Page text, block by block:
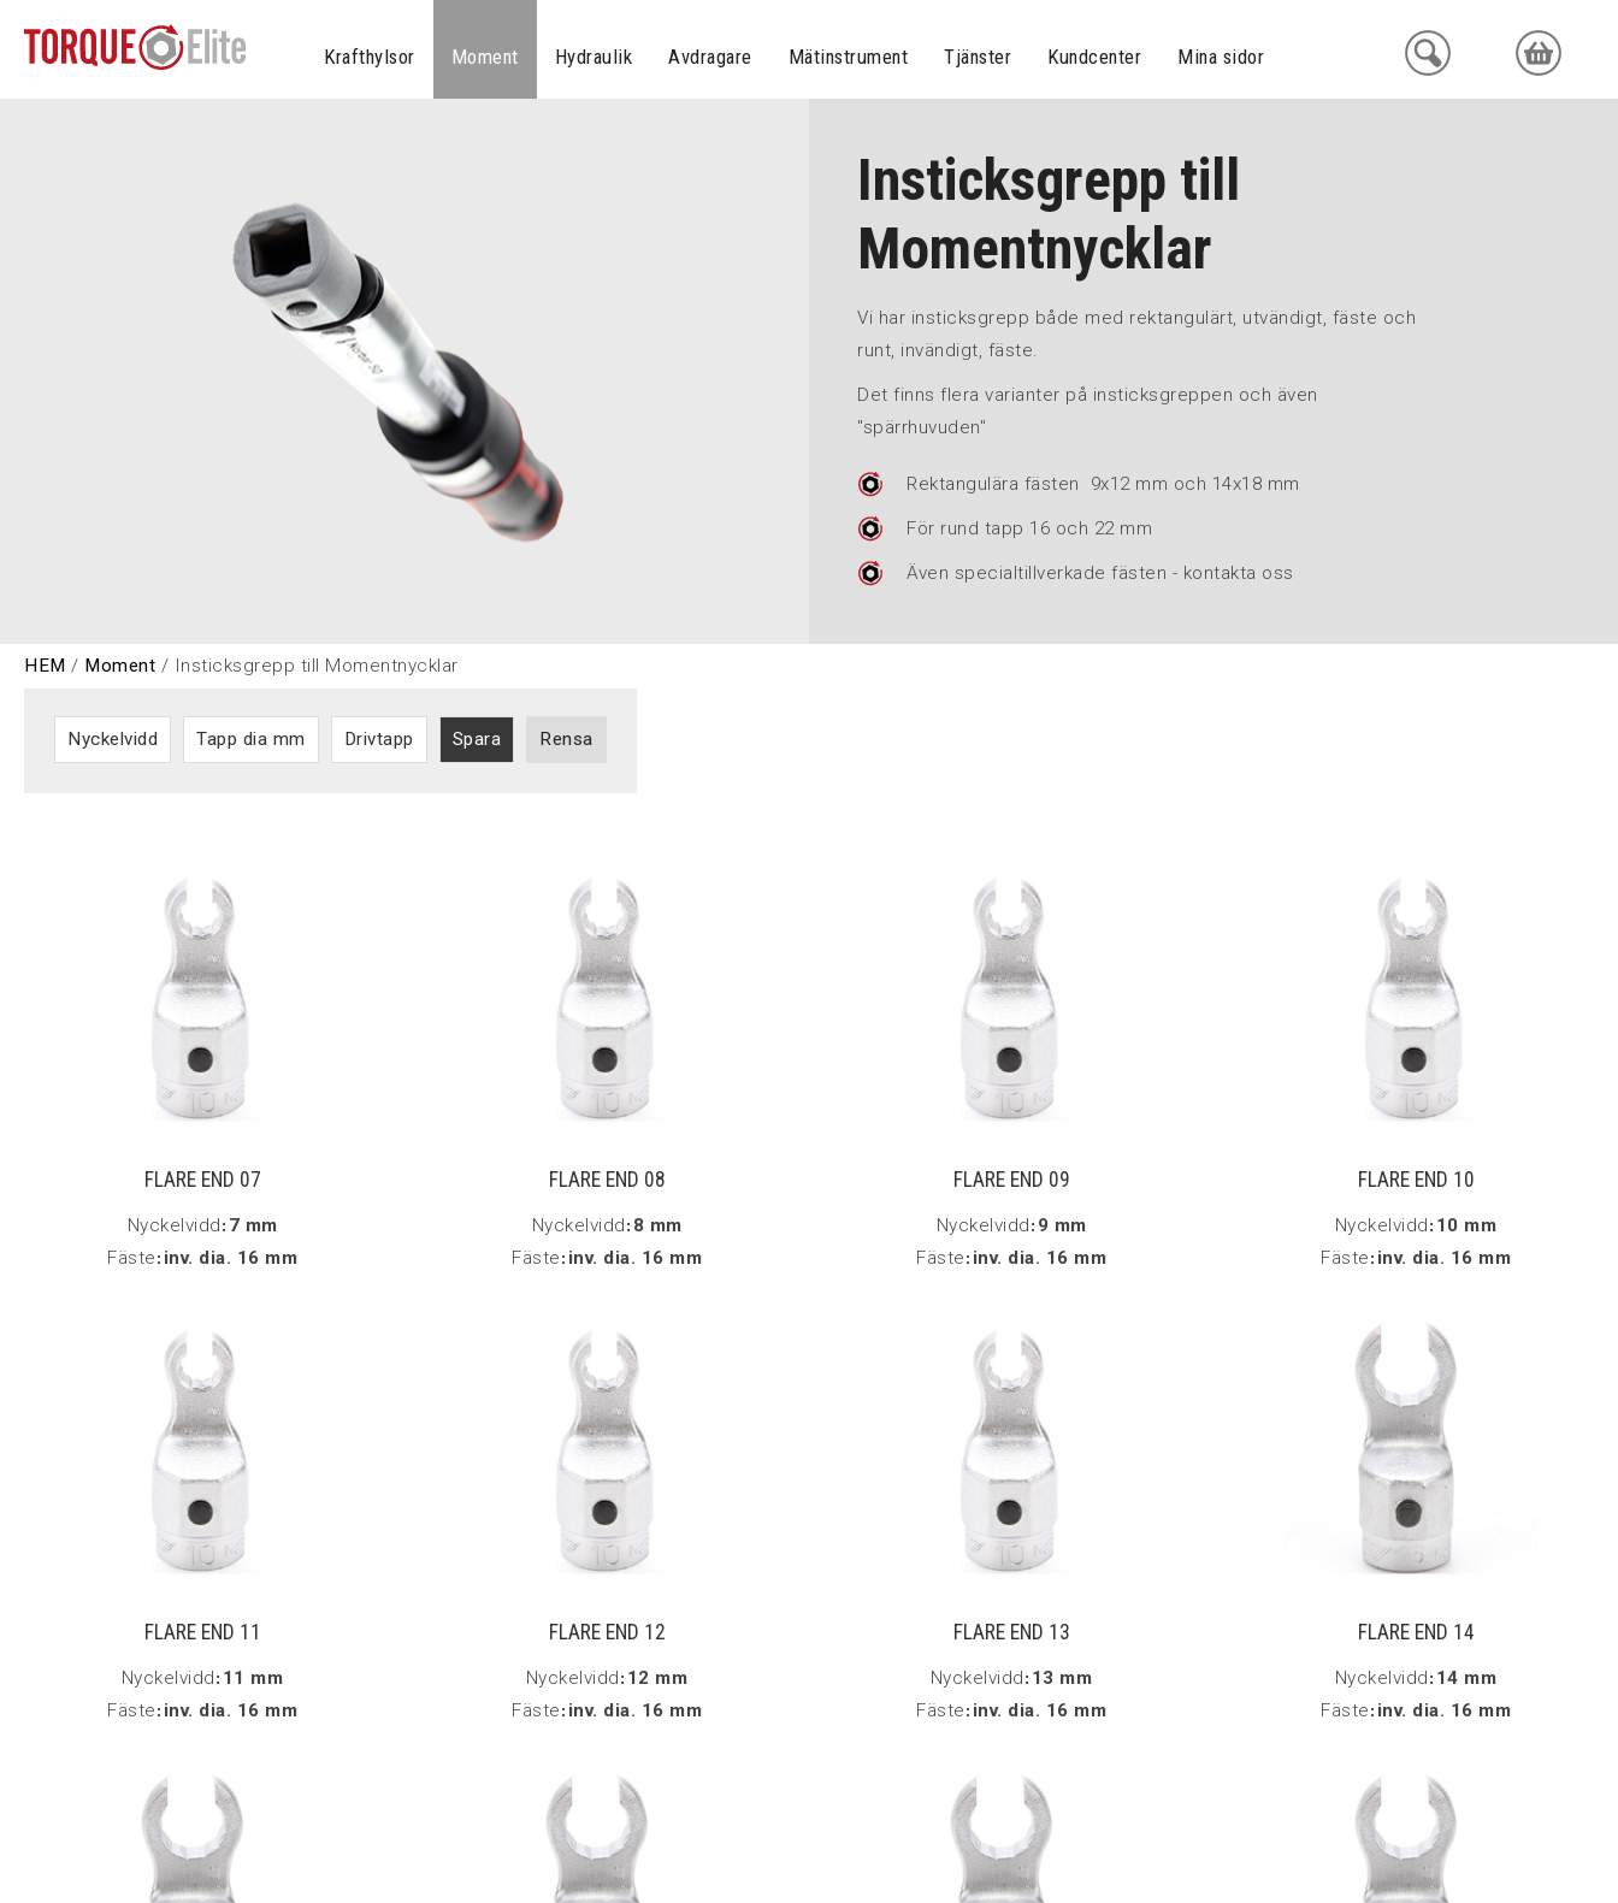
Krafthylsor Moment Hydraulik Avdragare Mätinstrument Tjänster Kundcenter Mina sidor
Insticksgrepp till
Momentnycklar
Vi har insticksgrepp både med rektangulärt, utvändigt, fäste och
runt, invändigt, fäste.
Det finns flera varianter på insticksgreppen och även
"spärrhuvuden"
Rektangulära fästen 9x12 mm och 14x18 mm
För rund tapp 16 och 22 mm
Även specialtillverkade fästen - kontakta oss
HEM / Moment / Insticksgrepp till Momentnycklar
Nyckelvidd Tapp dia mm Drivtapp Spara Rensa
FLARE END 07
Nyckelvidd: 7 mm
Fäste: inv. dia. 16 mm
FLARE END 08
Nyckelvidd: 8 mm
Fäste: inv. dia. 16 mm
FLARE END 09
Nyckelvidd: 9 mm
Fäste: inv. dia. 16 mm
FLARE END 10
Nyckelvidd: 10 mm
Fäste: inv. dia. 16 mm
FLARE END 11
Nyckelvidd: 11 mm
Fäste: inv. dia. 16 mm
FLARE END 12
Nyckelvidd: 12 mm
Fäste: inv. dia. 16 mm
FLARE END 13
Nyckelvidd: 13 mm
Fäste: inv. dia. 16 mm
FLARE END 14
Nyckelvidd: 14 mm
Fäste: inv. dia. 16 mm